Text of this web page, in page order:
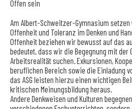
Offen sein
Am Albert-Schweitzer-Gymnasium
Offenheit und Toleranz im Denken und
Offenheit beziehen wir bewusst auf das
bedeutet, dass wir die Begegnung mit der
Arbeitsrealität suchen. Exkursionen,
beruflichen Bereich sowie die Einladung
das ASG leisten hierzu einen wichtigen
kritischen Meinungsbildung heraus.
Andere Denkweisen und Kulturen